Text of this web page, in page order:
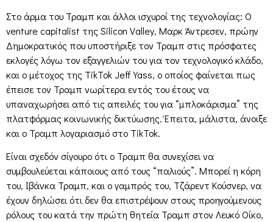
Στο άρμα του Τραμπ και άλλοι ισχυροί της τεχνολογίας: Ο
venture capitalist της Silicon Valley, Μαρκ Άντρεσεν, πρώην
Δημοκρατικός που υποστήριξε τον Τραμπ στις πρόσφατες
εκλογές λόγω τον εξαγγελιών του για τον τεχνολογικό κλάδο,
και ο μέτοχος της TikTok Jeff Yass, ο οποίος φαίνεται πως
έπεισε τον Τραμπ νωρίτερα εντός του έτους να
υπαναχωρήσει από τις απειλές του για “μπλοκάρισμα” της
πλατφόρμας κοινωνικής δικτύωσης. Έπειτα, μάλιστα, άνοιξε
και ο Τραμπ λογαριασμό στο TikTok.
Είναι σχεδόν σίγουρο ότι ο Τραμπ θα συνεχίσει να
συμβουλεύεται κάποιους από τους “παλιούς”. Μπορεί η κόρη
του, Ιβάνκα Τραμπ, και ο γαμπρός του, Τζάρεντ Κούσνερ, να
έχουν δηλώσει ότι δεν θα επιστρέψουν στους προηγούμενους
ρόλους του κατά την πρώτη θητεία Τραμπ στον Λευκό Οίκο,